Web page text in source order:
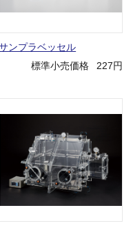
ンプラベッセル
標準小売価格
227円